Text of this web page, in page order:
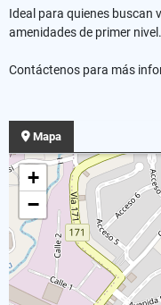
Ideal para quienes buscan
amenidades de primer nivel.
Contáctenos para más
Mapa
+
−